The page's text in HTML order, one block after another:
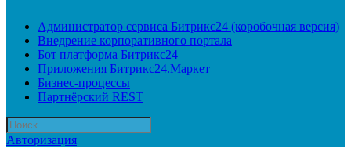
Администратор сервиса Битрикс24 (коробочная версия)
Внедрение корпоративного портала
Бот платформа Битрикс24
Приложения Битрикс24.Маркет
Бизнес-процессы
Партнёрский REST
Авторизация